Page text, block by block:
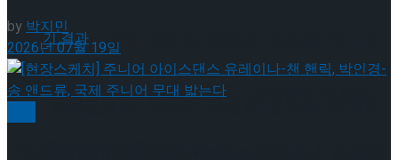
[현장스케치] 장하린-주혜원-황정율-허지유-
고나연, 2026 ISU 피겨 JGP 파견선수 선발전
by박지민
2026년 07월 19일